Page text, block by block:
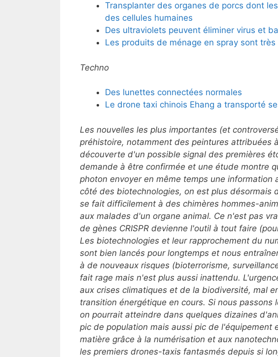
Transplanter des organes de porcs dont
des cellules humaines
Des ultraviolets peuvent éliminer virus et
Les produits de ménage en spray sont
Techno
Des lunettes connectées normales
Le drone taxi chinois Ehang a transporté
Les nouvelles les plus importantes (et
préhistoire, notamment des peintures attribuées
découverte d'un possible signal des premières
demande à être confirmée et une étude montre
photon envoyer en même temps une information
côté des biotechnologies, on est plus désormais
se fait difficilement à des chimères hommes-
aux malades d'un organe animal. Ce n'est pas
de gènes CRISPR devienne l'outil à tout faire
Les biotechnologies et leur rapprochement du
sont bien lancés pour longtemps et nous
à de nouveaux risques (bioterrorisme,
fait rage mais n'est plus aussi inattendu.
aux crises climatiques et de la biodiversité, mal
transition énergétique en cours. Si nous passons
on pourrait atteindre dans quelques dizaines
pic de population mais aussi pic de l'équipement
matière grâce à la numérisation et aux
les premiers drones-taxis fantasmés depuis si